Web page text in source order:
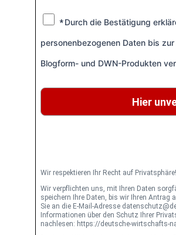
*Durch die Bestätigung
personenbezogenen Daten bis
Blogform- und DWN-Produkten
Hier
Wir respektieren Ihr Recht auf Privatsphäre!
Wir verpflichten uns, mit Ihren Daten
speichern Ihre Daten, bis wir Ihren Antrag
Sie an die E-Mail-Adresse
Informationen über den Schutz Ihrer
nachlesen: https://deutsche-wirtschafts-